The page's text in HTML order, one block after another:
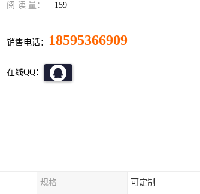
阅 读 量： 159
销售电话： 18595366909
在线QQ：
规格 可定制